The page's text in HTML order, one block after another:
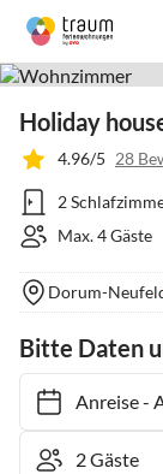
Holiday
4.96/5 28
2
Max. 4 Gäste
Dorum-
Bitte Daten
Anreise-